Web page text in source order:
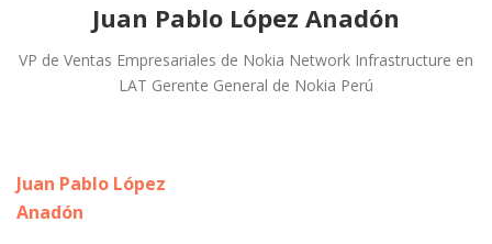
Juan Pablo López Anadón
VP de Ventas Empresariales de Nokia Network Infrastructure en
LAT Gerente General de Nokia Perú
Juan Pablo López
Anadón